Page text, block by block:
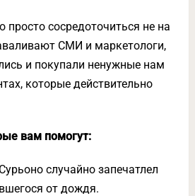
просто сосредоточиться не на
СМИ и маркетологи,
и покупали ненужные нам
которые действительно
вам помогут:
случайно запечатлел
от дождя.